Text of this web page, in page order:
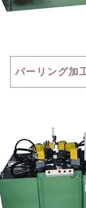
バーリング加